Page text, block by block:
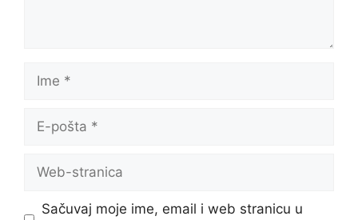
Ime
pošta
Web-
Sačuvaj moje ime, email i web stranicu u